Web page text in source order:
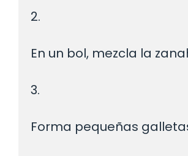
2.
En un bol, mezcla la
3.
Forma pequeñas